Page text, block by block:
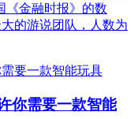
《金融时报》的数
的游说团队，人数为
你需要一款智能